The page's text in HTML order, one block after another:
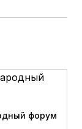
форум